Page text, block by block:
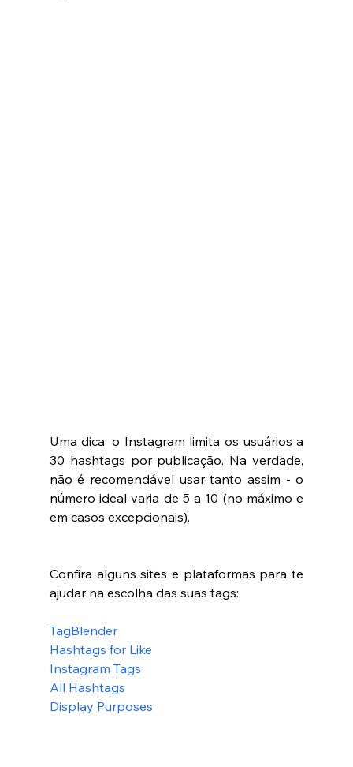
Uma dica: o Instagram limita os usuários a
30 hashtags por publicação. Na verdade,
não é recomendável usar tanto assim - o
número ideal varia de 5 a 10 (no máximo e
em casos excepcionais).
Confira alguns sites e plataformas para te
ajudar na escolha das suas tags:
TagBlender
Hashtags for Like
Instagram Tags
All Hashtags
Display Purposes